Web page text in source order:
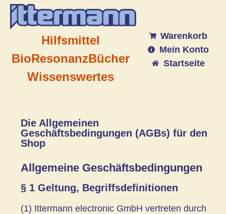
Hilfsmittel
BioResonanzBücher
Wissenswertes
Warenkorb
Mein Konto
Startseite
Die Allgemeinen
Geschäftsbedingungen (AGBs) für den
Shop
Allgemeine Geschäftsbedingungen
§ 1 Geltung, Begriffsdefinitionen
(1) Ittermann electronic GmbH vertreten durch